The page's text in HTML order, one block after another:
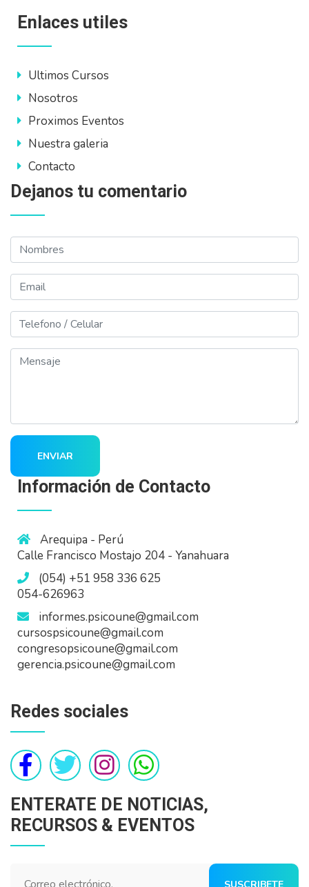
Enlaces utiles
Ultimos Cursos
Nosotros
Proximos Eventos
Nuestra galeria
Contacto
Dejanos tu comentario
Nombres
Email
Telefono
Mensaje
ENVIAR
Información de Contacto
Arequipa - Perú
Calle Francisco Mostajo 204 - Yanahuara
(054) +51 958 336 625
054-626963
informes.psicoune@gmail.com
cursospsicoune@gmail.com
congresopsicoune@gmail.com
gerencia.psicoune@gmail.com
Redes sociales
ENTERATE DE NOTICIAS,
RECURSOS & EVENTOS